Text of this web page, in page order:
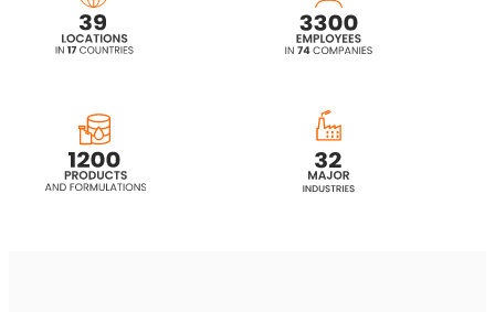
Rokopol F3000 (Poliéter poliol)
Rokopol® FS3610